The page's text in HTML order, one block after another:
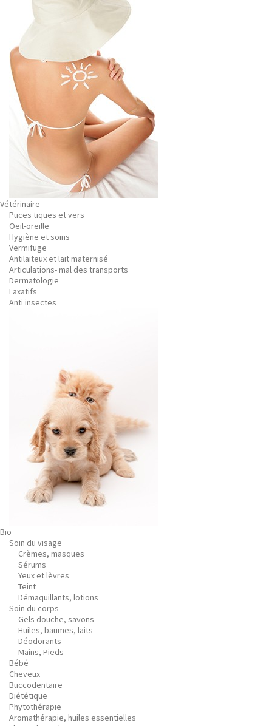
Vétérinaire
Puces tiques et vers
Oeil-oreille
Hygiène et soins
Vermifuge
Antilaiteux et lait maternisé
Articulations- mal des transports
Dermatologie
Laxatifs
Anti insectes
Bio
Soin du visage
Crèmes, masques
Sérums
Yeux et lèvres
Teint
Démaquillants, lotions
Soin du corps
Gels douche, savons
Huiles, baumes, laits
Déodorants
Mains, Pieds
Bébé
Cheveux
Buccodentaire
Diététique
Phytothérapie
Aromathérapie, huiles essentielles